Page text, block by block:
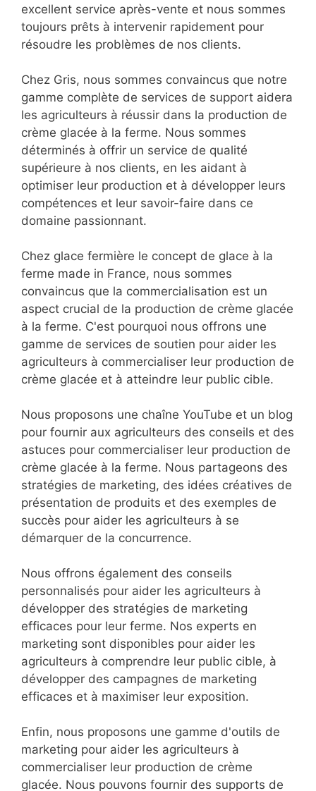
excellent service après-vente et nous sommes
toujours prêts à intervenir rapidement pour
résoudre les problèmes de nos clients.
Chez Gris, nous sommes convaincus que notre
gamme complète de services de support aidera
les agriculteurs à réussir dans la production de
crème glacée à la ferme. Nous sommes
déterminés à offrir un service de qualité
supérieure à nos clients, en les aidant à
optimiser leur production et à développer leurs
compétences et leur savoir-faire dans ce
domaine passionnant.
Chez glace fermière le concept de glace à la
ferme made in France, nous sommes
convaincus que la commercialisation est un
aspect crucial de la production de crème glacée
à la ferme. C'est pourquoi nous offrons une
gamme de services de soutien pour aider les
agriculteurs à commercialiser leur production de
crème glacée et à atteindre leur public cible.
Nous proposons une chaîne YouTube et un blog
pour fournir aux agriculteurs des conseils et des
astuces pour commercialiser leur production de
crème glacée à la ferme. Nous partageons des
stratégies de marketing, des idées créatives de
présentation de produits et des exemples de
succès pour aider les agriculteurs à se
démarquer de la concurrence.
Nous offrons également des conseils
personnalisés pour aider les agriculteurs à
développer des stratégies de marketing
efficaces pour leur ferme. Nos experts en
marketing sont disponibles pour aider les
agriculteurs à comprendre leur public cible, à
développer des campagnes de marketing
efficaces et à maximiser leur exposition.
Enfin, nous proposons une gamme d'outils de
marketing pour aider les agriculteurs à
commercialiser leur production de crème
glacée. Nous pouvons fournir des supports de